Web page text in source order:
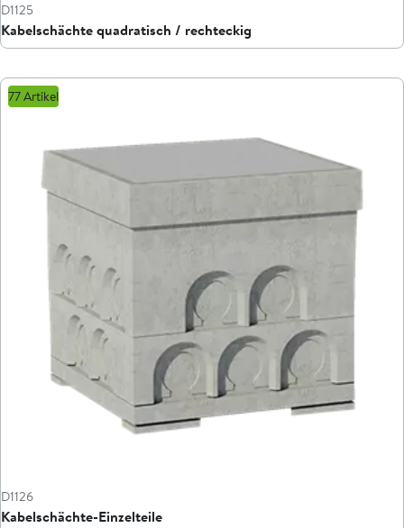
D1125
Kabelschächte quadratisch / rechteckig
77 Artikel
D1126
Kabelschächte-Einzelteile